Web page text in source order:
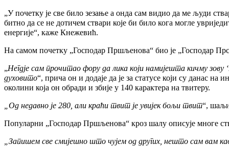
„У почетку је све било зезање а онда сам видио да ме људи
битно да се не дотичем ствари које би било кога могле
енергије“, каже Кнежевић.
На самом почетку „Господар Пршљенова“ био је „Господар
„Негдје сам прочитао фору да лика који намијешта кичму
духовито“, прича он и додаје да је за статусе који су данас
околини која он обради и збије у 140 карактера на твитеру.
„Од недавно је 280, али краћи твит је увијек бољи твит“,
Популарни „Господар Пршљенова“ кроз шалу описује многе
„Запишем све смијешно што чујем од других, нешто сам вам